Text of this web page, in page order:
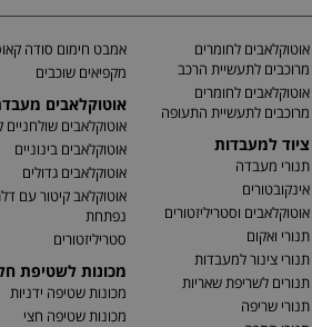
אוטוקלאבים לחומרים
מרוכבים לתעשיית הרכב
אוטוקלאבים לחומרים
מרוכבים לתעשיית התעופה
ציוד למעבדות
תנורי מעבדה
אינקובטורים
אוטוקלאבים וסטריליזטורים
תנורי ואקום
תנורי צינור למעבדות
תנורים לשריפת שאריות
תנורי שריפה
אמבט חימום סודה
מקפיאים שוכבים
אוטוקלאבים
אוטוקלאבים שולחניים
אוטוקלאבים בינוניים
אוטוקלאבים גדולים
אוטוקלאב קיטור עם
נפתחת
סטריליזטורים
מכונות לשטיפת
מכונות שטיפה ידניות
מכונות שטיפה חצי